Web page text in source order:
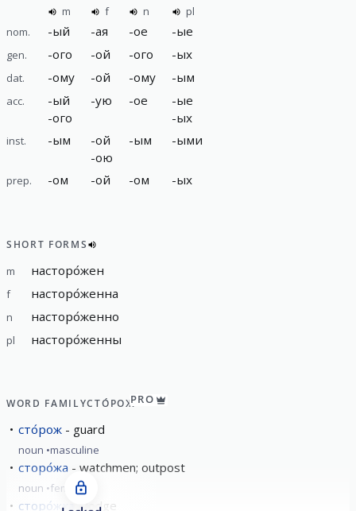
m f n
pl
nom.
-ый -ая -ое -ые
gen. -ого -ой -ого -ых
dat. -ому -ой -ому -ым
acc. -ый
-ого
-ую -ое -ые
-ых
inst. -ым -ой
-ою
-ым -ыми
prep. -ом -ой -ом -ых
SHORT FORMS
m насторо́жен
f насторо́женна
n насторо́женно
pl насторо́женны
WORD FAMILYСТО́РОЖPRO
сто́рож guard
noun masculine
сторо́жа watchmen; outpost
noun feminine
сторо́жка lodge